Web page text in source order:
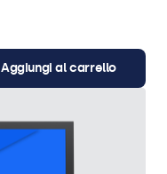
Aggiungi al carrello